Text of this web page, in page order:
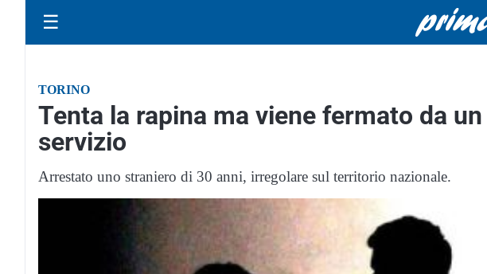
☰
TORINO
Tenta la rapina ma viene fermato da
servizio
Arrestato uno straniero di 30 anni, irregolare sul territorio nazionale.